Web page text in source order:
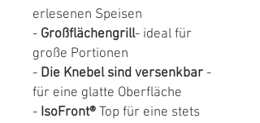
erlesenen Speisen
- Großflächengrill- ideal für
große Portionen
- Die Knebel sind versenkbar -
für eine glatte Oberfläche
- IsoFront® Top für eine stets